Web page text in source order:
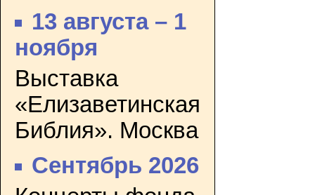
13 августа – 1
ноября
Выставка
«Елизаветинская
Библия». Москва
Сентябрь 2026